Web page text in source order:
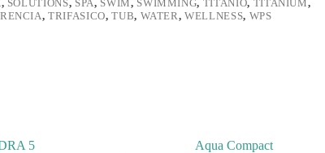
, SOLUTIONS, SPA, SWIM, SWIMMING, TITANIO, TITANIUM,
,TRIFASICO,TUB, WATER,WELLNESS, WPS